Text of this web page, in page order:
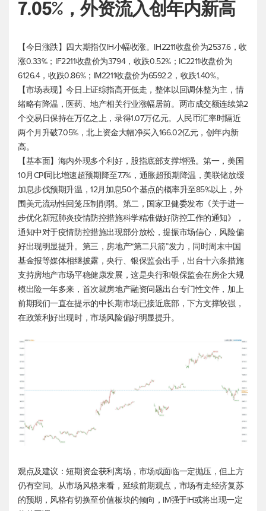
7.05%，外资流入创年内新高
【今日涨跌】四大期指仅IH小幅收涨。IH2211收盘价为2537.6，收
涨0.33%；IF2211收盘价为3794，收跌0.52%；IC2211收盘价为
6126.4，收跌0.86%；IM2211收盘价为6592.2，收跌1.40%。
【市场表现】今日上证综指高开低走，整体以回调休整为主，情
绪略有降温，医药、地产相关行业涨幅居前。两市成交额连续第2
个交易日保持在万亿之上，录得1.07万亿元。人民币汇率时隔近
两个月升破7.05%，北上资金大幅净买入166.02亿元，创年内新
高。
【基本面】海内外现多个利好，股指底部支撑增强。第一，美国
10月CPI同比增速超预期降至7.7%，通胀超预期降温，美联储放缓
加息步伐预期升温，12月加息50个基点的概率升至85%以上，外
围美元流动性回笼压制削弱。第二，国家卫健委发布《关于进一
步优化新冠肺炎疫情防控措施科学精准做好防控工作的通知》，
通知中对于疫情防控措施出现部分放松，提振市场信心，风险偏
好出现明显提升。第三，房地产“第二只箭”发力，同时周末中国
基金报等媒体相继披露，央行、银保监会出手，出台十六条措施
支持房地产市场平稳健康发展，这是央行和银保监会在房企大规
模出险一年多来，首次就房地产融资问题出台专门性文件，加上
前期我们一直在提示的中长期市场已接近底部，下方支撑较强，
在政策利好出现时，市场风险偏好明显提升。
观点及建议：短期资金获利离场，市场或面临一定抛压，但上方
仍有空间。从市场风格来看，延续前期观点，市场有走经济复苏
的预期，风格有切换至价值板块的倾向，IM强于IH或将出现一定